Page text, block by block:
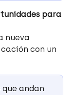
para
nueva
con un
andan